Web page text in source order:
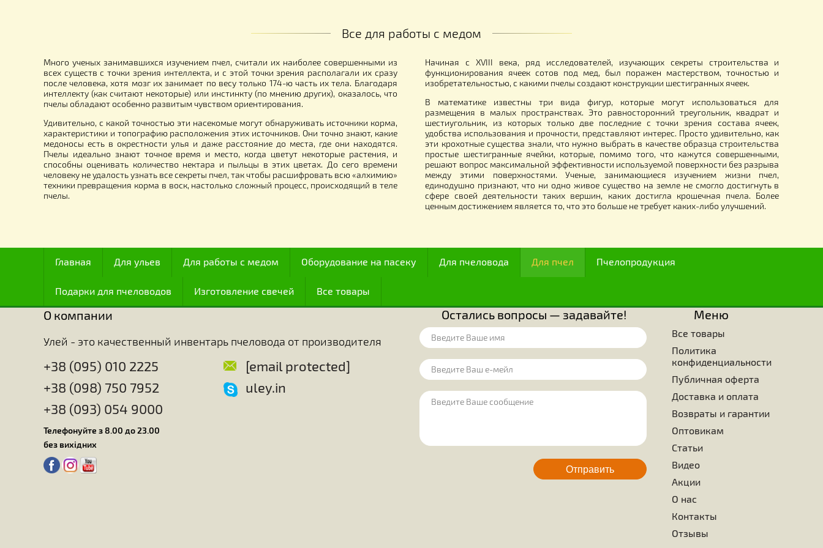
Корпус ППУ "BeeStar" на 6 рамочный
Улей Дадан 300 мм - цветной
1 070.00
Улей ППУ «BeeStar» (3 корпуса Дадан
на 12 рамок) - цветной
5 310.00
Перегородка ПВХ, на корпус Дадан, на
вулики ППУ "BeeStar"
150.00 грн.
Подогрев (декристализатор)
рамочную поворотную
«Full»
3 500.00грн.
Много ученых занимавшихся изучением пчел, считали их наиболее совершенными из
всех существ с точки зрения интеллекта, и с этой точки зрения располагали их сразу
после человека, хотя мозг их занимает по весу только 174-ю часть их тела. Благодаря
интеллекту (как считают некоторые) или инстинкту (по мнению других), оказалось, что
пчелы обладают особенно развитым чувством ориентирования.
Удивительно, с какой точностью эти насекомые могут обнаруживать источники корма,
характеристики и топографию расположения этих источников. Они точно знают, какие
медоносы есть в окрестности улья и даже расстояние до места, где они находятся.
способны оценивать количество нектара и пыльцы в этих цветах. До сего времени
человеку не удалость узнать все секреты пчел, так чтобы расшифровать всю «алхимию»
техники превращения корма в воск, настолько сложный процесс, происходящий в теле
Начиная с XVIII века, ряд исследователей, изучающих секреты
функционирования ячеек сотов под мед, был поражен мастерством,
изобретательностью, с какими пчелы создают конструкции шестигранных
размещения в малых пространствах. Это равносторонний треугольник,
шестиугольник, из которых только две последние с точки зрения
удобства использования и прочности, представляют интерес. Просто
эти крохотные существа знали, что нужно выбрать в качестве образца
простые шестигранные ячейки, которые, помимо того, что кажутся
решают вопрос максимальной эффективности используемой поверхности
между этими поверхностями. Ученые, занимающиеся изучением
единодушно признают, что ни одно живое существо на земле не смогло
сфере своей деятельности таких вершин, каких достигла крошечная
ценным достижением является то, что это больше не требует каких-либо
Главная Для пчеловода Для пчел Пчелопродукция
Остались вопросы — задавайте!